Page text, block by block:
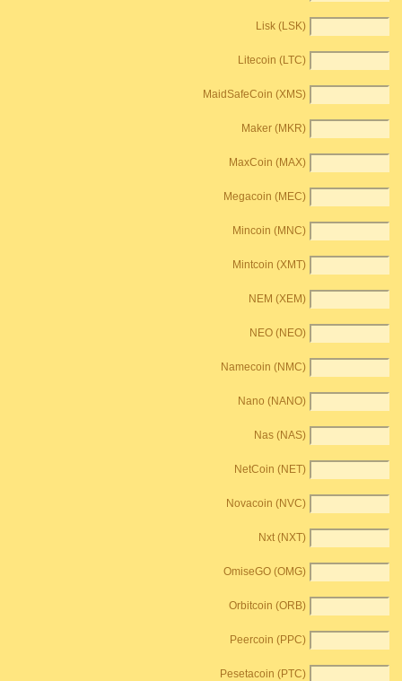
Lisk (LSK)
Litecoin (LTC)
MaidSafeCoin (XMS)
Maker (MKR)
MaxCoin (MAX)
Megacoin (MEC)
Mincoin (MNC)
Mintcoin (XMT)
NEM (XEM)
NEO (NEO)
Namecoin (NMC)
Nano (NANO)
Nas (NAS)
NetCoin (NET)
Novacoin (NVC)
Nxt (NXT)
OmiseGO (OMG)
Orbitcoin (ORB)
Peercoin (PPC)
Pesetacoin (PTC)